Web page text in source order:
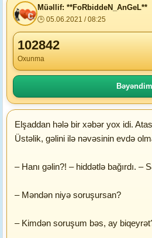
Müəllif: **FoRbiddeN_AnGeL**
🕒 05.06.2021 / 08:25
102842
Oxunma
Elşaddan hələ bir xəbər yox idi.
Üstəlik, gəlini ilə nəvəsinin evdə
– Hanı gəlin?! – hiddətlə bağırdı. –
– Məndən niyə soruşursan?
– Kimdən soruşum bəs, ay